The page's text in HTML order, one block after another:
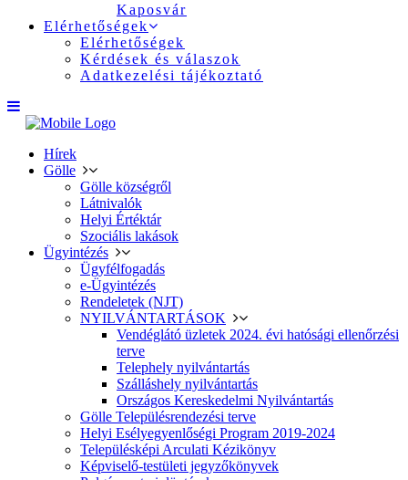
Kaposvár
Elérhetőségek
Elérhetőségek
Kérdések és válaszok
Adatkezelési tájékoztató
Hírek
Gölle
Gölle községről
Látnivalók
Helyi Értéktár
Szociális lakások
Ügyintézés
Ügyfélfogadás
e-Ügyintézés
Rendeletek (NJT)
NYILVÁNTARTÁSOK
Vendéglátó üzletek 2024. évi hatósági ellenőrzési
terve
Telephely nyilvántartás
Szálláshely nyilvántartás
Országos Kereskedelmi Nyilvántartás
Gölle Településrendezési terve
Helyi Esélyegyenlőségi Program 2019-2024
Településképi Arculati Kézikönyv
Képviselő-testületi jegyzőkönyvek